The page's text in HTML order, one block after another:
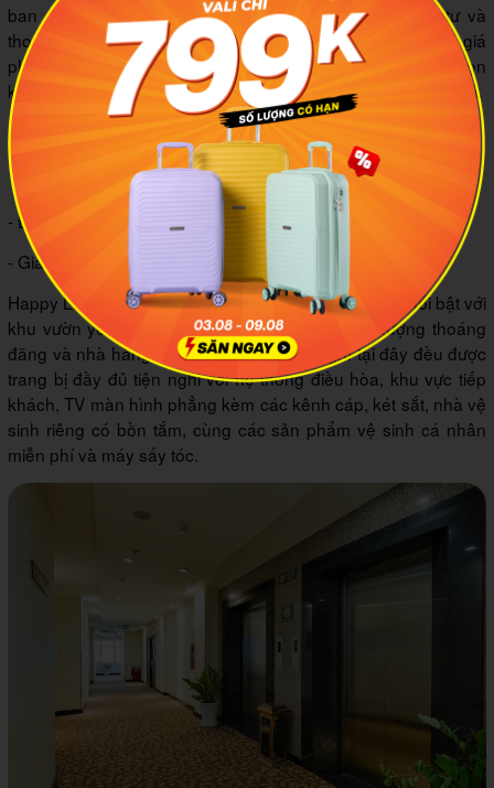
ban công hay sân thượng, mang lại không gian riêng tư và
thoáng đãng cho bạn trong kỳ nghỉ dưỡng. Đáng chú ý, giá
phòng tại Hoàng Yến thấp hơn đến 98% so với các lựa chọn
khác trong khu vực, đem đến giá trị vượt trội cho khách lưu trú.
7 Happy Life
- Địa chỉ: 542A Huỳnh Tấn Phát, Quận 7
- Điện thoại: 0779987116
- Giá tham khảo: 1.300.000 VND
Happy Life Hotel tọa lạc tại quận 7, TP. Hồ Chí Minh nổi bật với
khu vườn yên bình, sảnh chung rộng rãi, sân thượng thoáng
đãng và nhà hàng tiện nghi. Mỗi phòng nghỉ tại đây đều được
trang bị đầy đủ tiện nghi với hệ thống điều hòa, khu vực tiếp
khách, TV màn hình phẳng kèm các kênh cáp, két sắt, nhà vệ
sinh riêng có bồn tắm, cùng các sản phẩm vệ sinh cá nhân
miễn phí và máy sấy tóc.